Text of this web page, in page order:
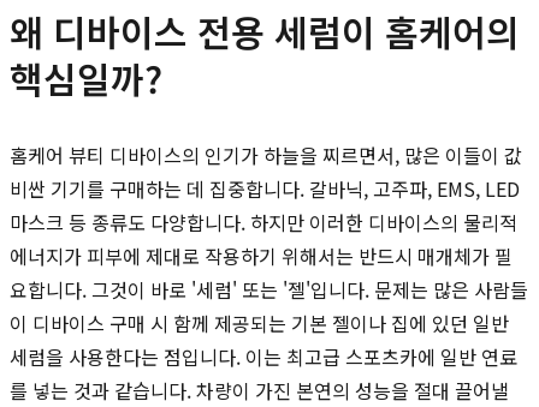
왜 디바이스 전용 세럼이 홈케어의
핵심일까?
홈케어 뷰티 디바이스의 인기가 하늘을 찌르면서, 많은 이들이 값
비싼 기기를 구매하는 데 집중합니다. 갈바닉, 고주파, EMS, LED
마스크 등 종류도 다양합니다. 하지만 이러한 디바이스의 물리적
에너지가 피부에 제대로 작용하기 위해서는 반드시 매개체가 필
요합니다. 그것이 바로 '세럼' 또는 '젤'입니다. 문제는 많은 사람들
이 디바이스 구매 시 함께 제공되는 기본 젤이나 집에 있던 일반
세럼을 사용한다는 점입니다. 이는 최고급 스포츠카에 일반 연료
를 넣는 것과 같습니다. 차량이 가진 본연의 성능을 절대 끌어낼